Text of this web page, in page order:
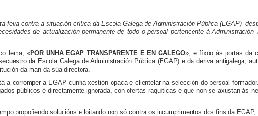
feira contra a situación crítica da Escola Galega de Administración Pública (EGAP),
de actualización permanente de todo o persoal pertencente á
lema, «POR UNHA EGAP TRANSPARENTE E EN GALEGO», e fíxoo ás portas da
da Escola Galega de Administración Pública (EGAP) e da deriva antigalega,
da man da súa directora.
a corromper a EGAP cunha xestión opaca e clientelar na selección do persoal
públicos é directamente ignorada, con ofertas raquíticas e que non se axustan ás
propoñendo solucións e loitando non só contra os incumprimentos dos fins da